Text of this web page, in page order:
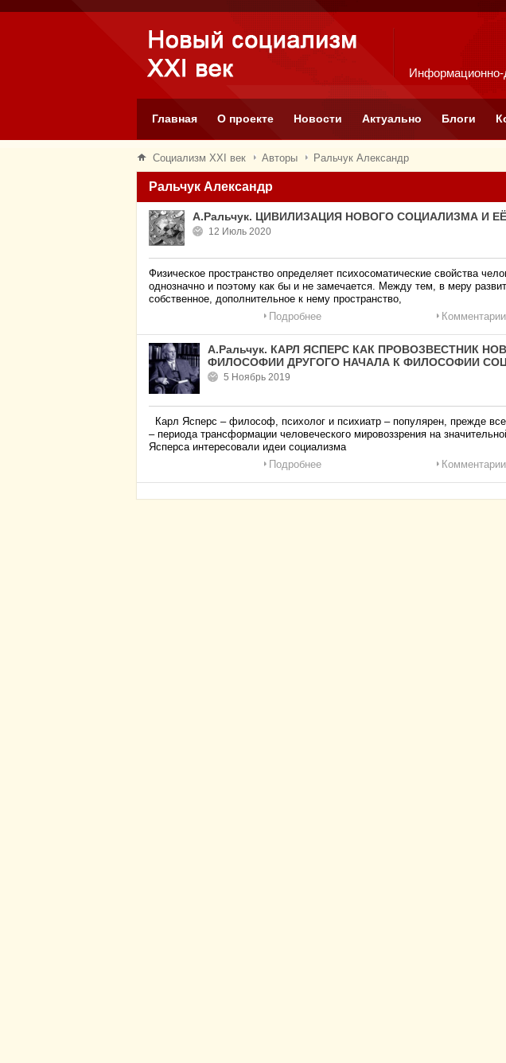
Информационно-
Главная О проекте Новости Актуально Блоги
Социализм XXI век Авторы Ральчук Александр
Ральчук Александр
А.Ральчук. ЦИВИЛИЗАЦИЯ НОВОГО СОЦИАЛИЗМА И
12 Июль 2020
Физическое пространство определяет психосоматические свойства
однозначно и поэтому как бы и не замечается. Между тем, в меру
собственное, дополнительное к нему пространство,
Подробнее
А.Ральчук. КАРЛ ЯСПЕРС КАК ПРОВОЗВЕСТНИК
ФИЛОСОФИИ ДРУГОГО НАЧАЛА К ФИЛОСОФИИ
5 Ноябрь 2019
Карл Ясперс – философ, психолог и психиатр – популярен, прежде
– периода трансформации человеческого мировоззрения на
Ясперса интересовали идеи социализма
Подробнее